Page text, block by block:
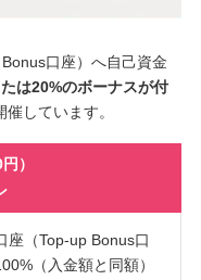
口座）へ自己資金
は20%のボーナスが付
催しています。
）
座（Top-up Bonus口
（入金額と同額）